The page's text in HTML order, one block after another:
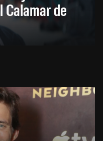
Calamar de